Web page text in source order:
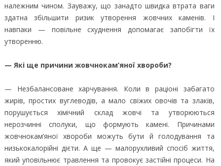
належним чином. Зауважу, що занадто швидка втрата ваги
здатна збільшити ризик утворення жовчних каменів. І
навпаки — повільне схуднення допомагає запобігти їх
утворенню.
— Які ще причини жовчнокам’яної хвороби?
— Незбалансоване харчування. Коли в раціоні забагато
жирів, простих вуглеводів, а мало свіжих овочів та злаків,
порушується хімічний склад жовчі та утворюються
нерозчинні сполуки, що формують камені. Причинами
жовчнокам’яної хвороби можуть бути й голодування та
низькокалорійні дієти. А ще — малорухливий спосіб життя,
який уповільнює травлення та провокує застійні процеси. На